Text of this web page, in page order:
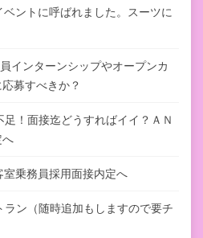
ントに呼ばれました。スーツに
インターンシップやオープンカ
募すべきか？
！面接迄どうすればイイ？ＡＮ
へ
乗務員採用面接内定へ
ン（随時追加もしますので要チ